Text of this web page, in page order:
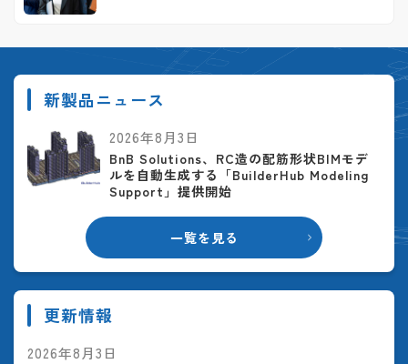
新製品ニュース
一覧を見る
2026年8月3日
BnB Solutions、RC造の配筋形状BIMモデ
ルを自動生成する「BuilderHub Modeling
Support」提供開始
更新情報
2026年8月3日